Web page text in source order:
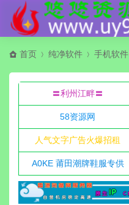
首页 纯净软件 手机软件
〓利州江畔〓
58资源网
人气文字广告火爆招租
A0KE 莆田潮牌鞋服专供